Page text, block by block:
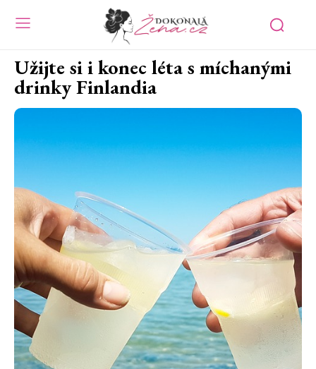
Užijte si i konec léta s míchanými
drinky Finlandia